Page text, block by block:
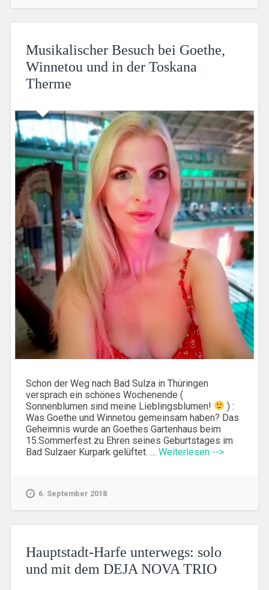
Musikalischer Besuch bei Goethe,
Winnetou und in der Toskana
Therme
Schon der Weg nach Bad Sulza in Thüringen
versprach ein schönes Wochenende (
Sonnenblumen sind meine Lieblingsblumen!
) :
Was Goethe und Winnetou gemeinsam haben? Das
Geheimnis wurde an Goethes Gartenhaus beim
15.Sommerfest zu Ehren seines Geburtstages im
Bad Sulzaer Kurpark gelüftet. … Weiterlesen -->
6. September 2018
Hauptstadt-Harfe unterwegs: solo
und mit dem DEJA NOVA TRIO